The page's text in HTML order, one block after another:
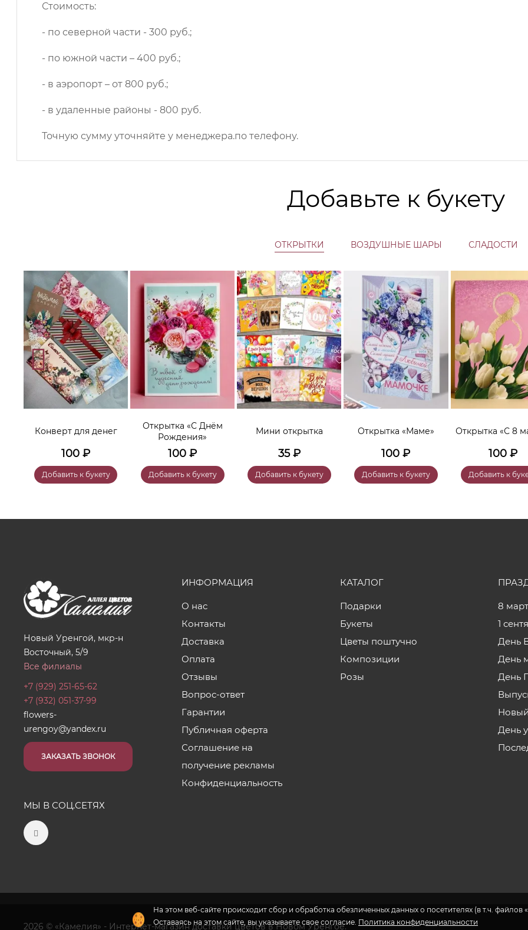
Стоимость:
- по северной части - 300 руб.;
- по южной части – 400 руб.;
- в аэропорт – от 800 руб.;
- в удаленные районы - 800 руб.
Точную сумму уточняйте у менеджера.по телефону.
Добавьте к букету
ОТКРЫТКИ ВОЗДУШНЫЕ ШАРЫ СЛАДОСТИ
Конверт для денег
100 ₽
Добавить к букету
Открытка «С Днём
Рождения»
100 ₽
Добавить к букету
Мини открытка
35₽
Добавить к букету
Открытка «Маме»
100 ₽
Добавить к букету
Открытка «С 8
100₽
Добавить к
На этом веб-сайте происходит сбор и обработка обезличенных данных о посетителях (в т.ч. файлов
Оставаясь на этом сайте, вы указываете свое согласие. Политика конфиденциальности
Новый Уренгой, мкр-н
Восточный, 5/9
Все филиалы
+7 (929) 251-65-62
+7 (932) 051-37-99
flowers-
urengoy@yandex.ru
ЗАКАЗАТЬ ЗВОНОК
МЫ В СОЦ.СЕТЯХ
ИНФОРМАЦИЯ
О нас
Контакты
Доставка
Оплата
Отзывы
Вопрос-ответ
Гарантии
Публичная оферта
Соглашение на
получение рекламы
Конфиденциальность
КАТАЛОГ
Подарки
Букеты
Цветы поштучно
Композиции
Розы
8
1
День
День
День
День
2026 © «Камелия» - Интернет-магазин доставки цветов в Новом Уренгое.